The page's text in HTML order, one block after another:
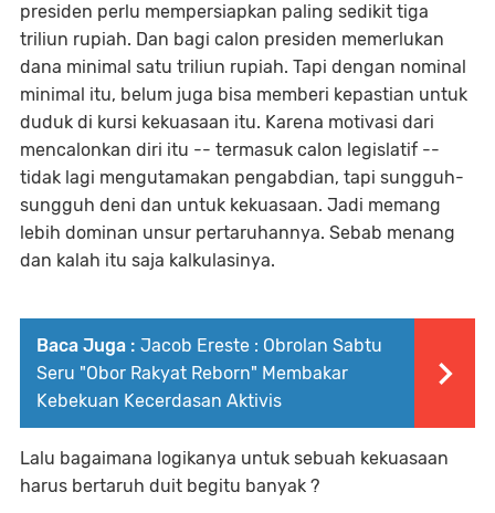
presiden perlu mempersiapkan paling sedikit tiga
triliun rupiah. Dan bagi calon presiden memerlukan
dana minimal satu triliun rupiah. Tapi dengan nominal
minimal itu, belum juga bisa memberi kepastian untuk
duduk di kursi kekuasaan itu. Karena motivasi dari
mencalonkan diri itu -- termasuk calon legislatif --
tidak lagi mengutamakan pengabdian, tapi sungguh-
sungguh deni dan untuk kekuasaan. Jadi memang
lebih dominan unsur pertaruhannya. Sebab menang
dan kalah itu saja kalkulasinya.
Baca Juga : Jacob Ereste : Obrolan Sabtu
Seru "Obor Rakyat Reborn" Membakar
Kebekuan Kecerdasan Aktivis
Lalu bagaimana logikanya untuk sebuah kekuasaan
harus bertaruh duit begitu banyak ?